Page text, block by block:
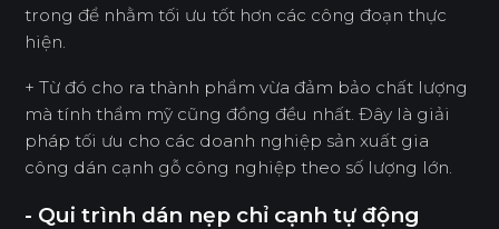
trong để nhằm tối ưu tốt hơn các công đoạn thực
hiện.
+ Từ đó cho ra thành phẩm vừa đảm bảo chất lượng
mà tính thẩm mỹ cũng đồng đều nhất. Đây là giải
pháp tối ưu cho các doanh nghiệp sản xuất gia
công dán cạnh gỗ công nghiệp theo số lượng lớn.
- Qui trình dán nẹp chỉ cạnh tự động